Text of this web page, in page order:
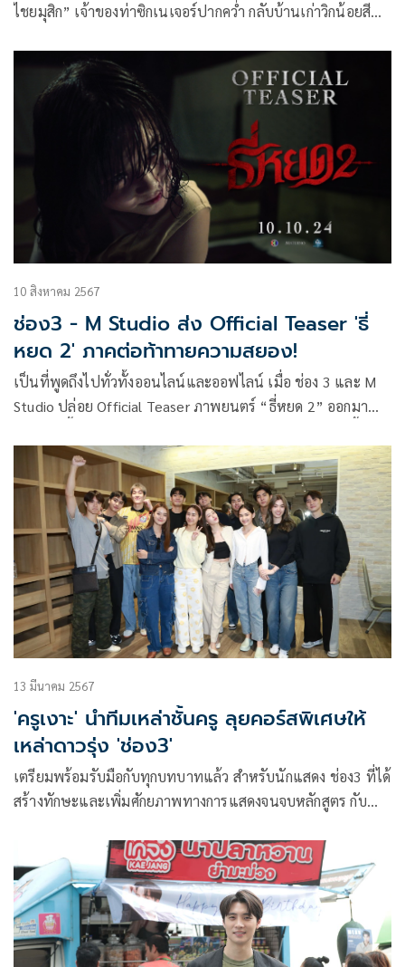
ไชยมุสิก” เจ้าของท่าซิกเนเจอร์ปากคว่ำ กลับบ้านเก่าวิกน้อยสี
มานานกว่า14ปี ยังเป็นมีมให้คนแซวคนแชร์ตลอดกาล
10 สิงหาคม 2567
ช่อง3 - M Studio ส่ง Official Teaser 'ธี่
หยด 2' ภาคต่อท้าทายความสยอง!
เป็นที่พูดถึงไปทั่วทั้งออนไลน์และออฟไลน์ เมื่อ ช่อง 3 และ M
Studio ปล่อย Official Teaser ภาพยนตร์ “ธี่หยด 2” ออกมา
กว่าเดิม
13 มีนาคม 2567
'ครูเงาะ' นำทีมเหล่าชั้นครู ลุยคอร์สพิเศษให้
เหล่าดาวรุ่ง 'ช่อง3'
เตรียมพร้อมรับมือกับทุกบทบาทแล้ว สำหรับนักแสดง ช่อง3 ที่ได้
สร้างทักษะและเพิ่มศักยภาพทางการแสดงจนจบหลักสูตร กับ
ศักยภาพและครูสอนการแสดงมืออาชีพ นำทีมโดย ครูเงาะ-รส
สุคนธ์ กองเกตุ, ครูลูกแก้ว วริศรา, ครูหม่อน ณัฐชา และ ครูปั๊บ
โปะ ภูรินทร์ ร่วมกันส่งพลังบวกให้ความรู้แน่นเปี๊ยะ 6 วันเต็ม